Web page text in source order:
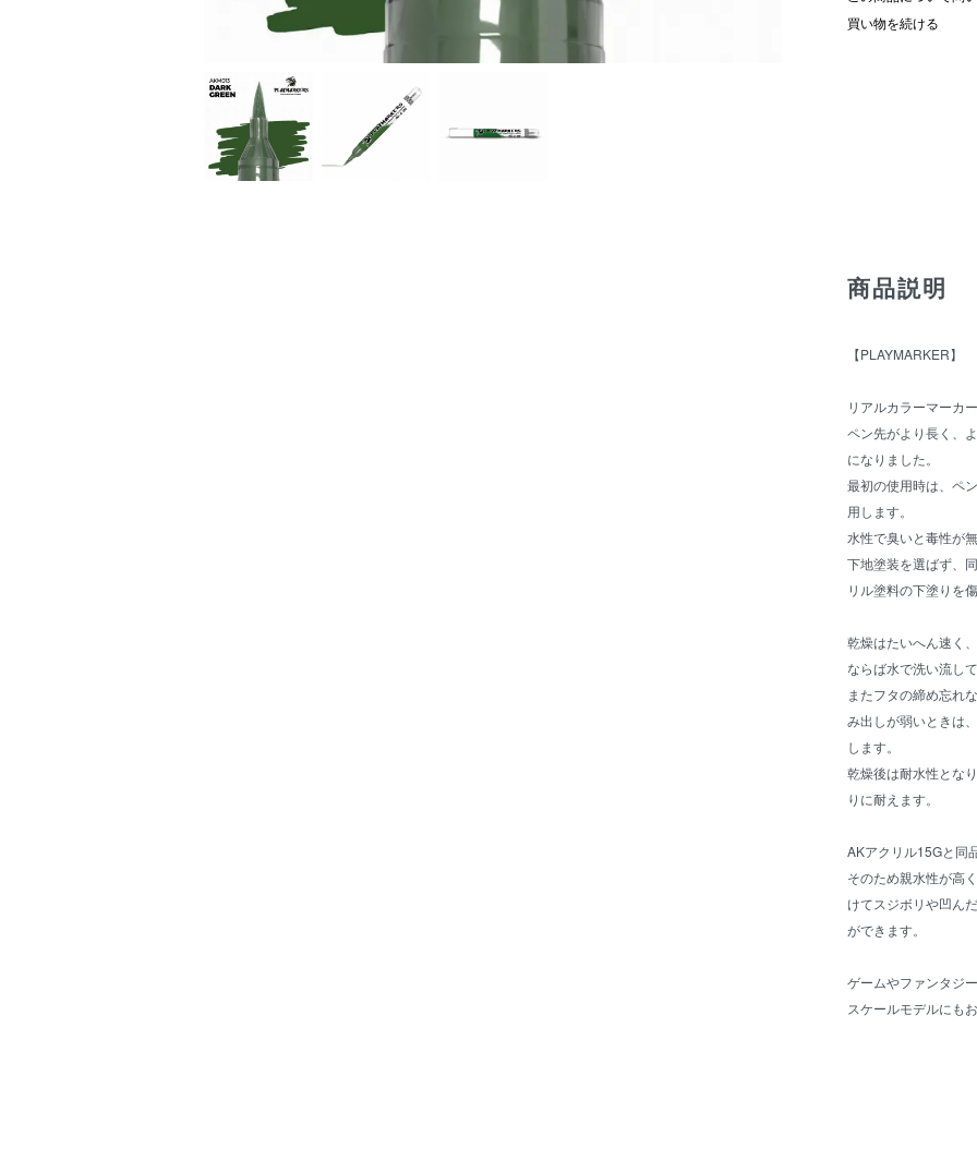
買い物を続ける
商品説明
【PLAYMARKER】
リアルカラーマーカ
ペン先がより長く、
になりました。
最初の使用時は、ペ
用します。
水性で臭いと毒性が
下地塗装を選ばず、
リル塗料の下塗りを
乾燥はたいへん速く
ならば水で洗い流し
またフタの締め忘れ
み出しが弱いときは
します。
乾燥後は耐水性とな
りに耐えます。
AKアクリル15Gと同
そのため親水性が高
けてスジボリや凹ん
ができます。
ゲームやファンタジ
スケールモデルにも